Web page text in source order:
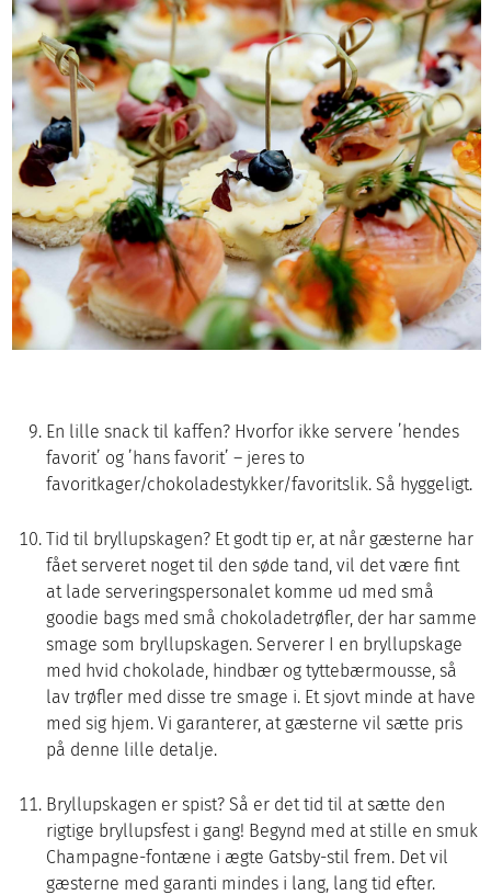
En lille snack til kaffen? Hvorfor ikke servere ’hendes
favorit’ og ’hans favorit’ – jeres to
favoritkager/chokoladestykker/favoritslik. Så hyggeligt.
Tid til bryllupskagen? Et godt tip er, at når gæsterne har
fået serveret noget til den søde tand, vil det være fint
at lade serveringspersonalet komme ud med små
goodie bags med små chokoladetrøfler, der har samme
smage som bryllupskagen. Serverer I en bryllupskage
med hvid chokolade, hindbær og tyttebærmousse, så
lav trøfler med disse tre smage i. Et sjovt minde at have
med sig hjem. Vi garanterer, at gæsterne vil sætte pris
på denne lille detalje.
Bryllupskagen er spist? Så er det tid til at sætte den
rigtige bryllupsfest i gang! Begynd med at stille en smuk
Champagne-fontæne i ægte Gatsby-stil frem. Det vil
gæsterne med garanti mindes i lang, lang tid efter.